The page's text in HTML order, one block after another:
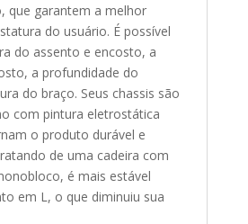
que garantem a melhor
do usuário. É possível
do assento e encosto, a
a profundidade do
do braço. Seus chassis são
com pintura eletrostática
o produto durável e
de uma cadeira com
é mais estável
em L, o que diminuiu sua